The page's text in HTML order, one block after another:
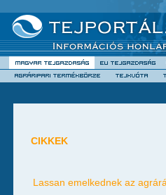
CIKKEK
Lassan emelkednek az